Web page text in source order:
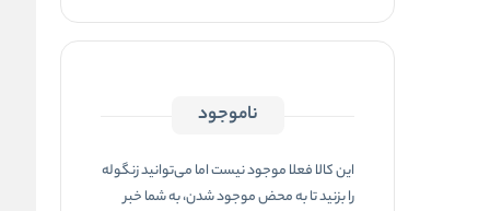
ناموجود
این کالا فعلا موجود نیست اما می‌توانید زنگوله
را بزنید تا به محض موجود شدن، به شما خبر